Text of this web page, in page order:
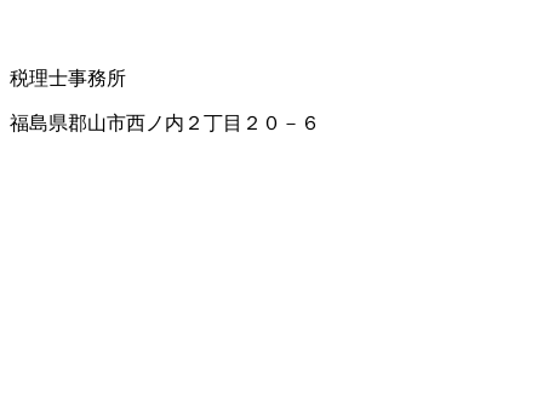
税理士事務所
福島県郡山市西ノ内２丁目２０－６